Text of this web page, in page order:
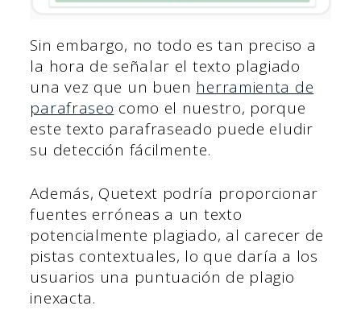
Sin embargo, no todo es tan preciso a
la hora de señalar el texto plagiado
una vez que un buen herramienta de
parafraseo como el nuestro, porque
este texto parafraseado puede eludir
su detección fácilmente.
Además, Quetext podría proporcionar
fuentes erróneas a un texto
potencialmente plagiado, al carecer de
pistas contextuales, lo que daría a los
usuarios una puntuación de plagio
inexacta.